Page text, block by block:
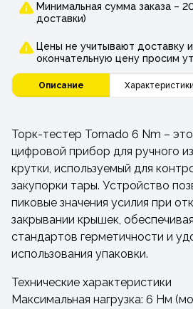
Минимальная сумма заказа –
доставки)
Цены не учитывают доставку
окончательную цену просим
Описание Характеристики
Торк-тестер Tornado 6 Nm –
цифровой прибор для ручного
крутки, используемый для
закупорки тары. Устройство
пиковые значения усилия при
закрывании крышек,
стандартов герметичности и
использования упаковки.
Технические характеристики
Максимальная нагрузка: 6 Нм